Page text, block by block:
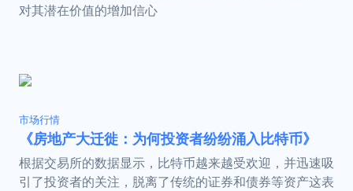
对其潜在价值的增加信心
市场行情
《房地产大迁徙：为何投资者纷纷涌入比特币》
根据交易所的数据显示，比特币越来越受欢迎，并迅速吸
引了投资者的关注，脱离了传统的证券和债券等资产这表